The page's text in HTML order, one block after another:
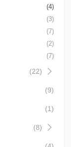
(4)
(3)
(7)
(2)
(7)
(22)
(9)
(1)
(8)